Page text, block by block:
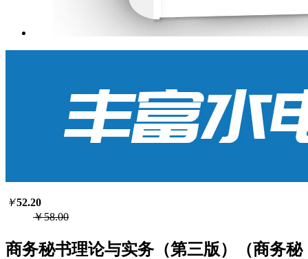
￥52.20
￥58.00
商务秘书理论与实务（第三版）（商务秘